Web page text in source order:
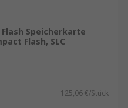
Speicherkarte
Flash, SLC
125,06 €/Stück